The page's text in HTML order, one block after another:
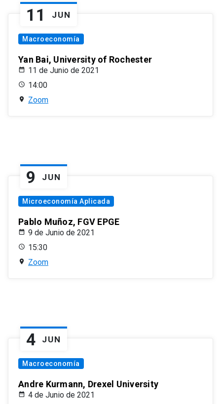
11 JUN
Macroeconomía
Yan Bai, University of Rochester
11 de Junio de 2021
14:00
Zoom
9 JUN
Microeconomía Aplicada
Pablo Muñoz, FGV EPGE
9 de Junio de 2021
15:30
Zoom
4 JUN
Macroeconomía
Andre Kurmann, Drexel University
4 de Junio de 2021